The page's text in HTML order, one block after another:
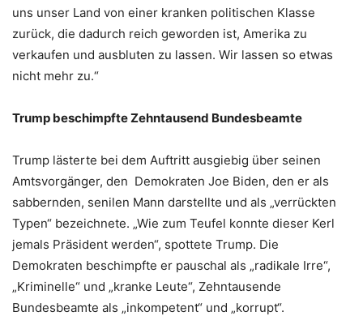
uns unser Land von einer kranken politischen Klasse
zurück, die dadurch reich geworden ist, Amerika zu
verkaufen und ausbluten zu lassen. Wir lassen so etwas
nicht mehr zu.“
Trump beschimpfte Zehntausend Bundesbeamte
Trump lästerte bei dem Auftritt ausgiebig über seinen
Amtsvorgänger, den Demokraten Joe Biden, den er als
sabbernden, senilen Mann darstellte und als „verrückten
Typen“ bezeichnete. „Wie zum Teufel konnte dieser Kerl
jemals Präsident werden“, spottete Trump. Die
Demokraten beschimpfte er pauschal als „radikale Irre“,
„Kriminelle“ und „kranke Leute“, Zehntausende
Bundesbeamte als „inkompetent“ und „korrupt“.